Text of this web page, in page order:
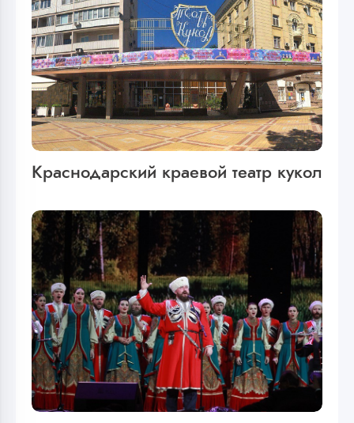
Краснодарский краевой театр кукол